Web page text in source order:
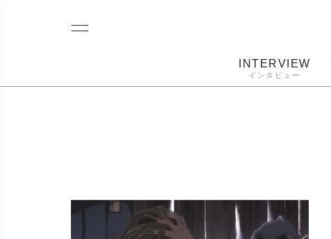
INTERVIEW
インタビュー